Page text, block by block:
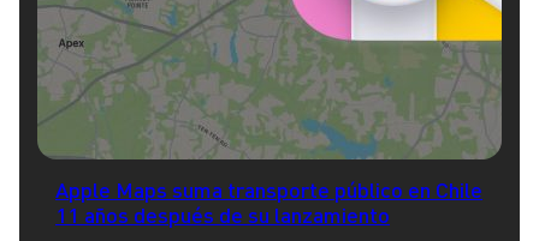
Apple Maps suma transporte público en Chile
11 años después de su lanzamiento